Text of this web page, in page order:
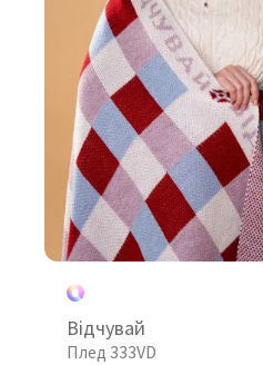
Відчувай
Плед 333VD